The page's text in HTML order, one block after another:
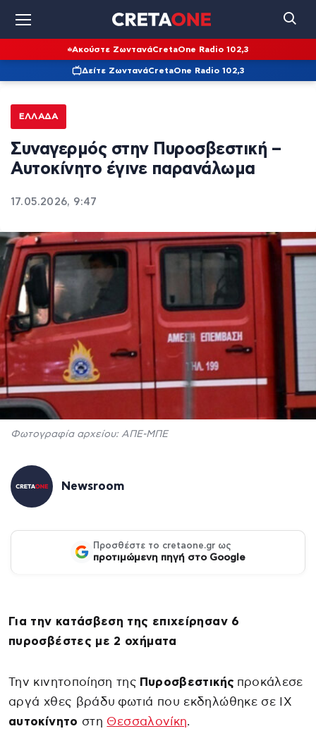
Ακούστε ΖωντανάCretaOne Radio 102,3
Δείτε ΖωντανάCretaOne Radio 102,3
ΕΛΛΆΔΑ
Συναγερμός στην Πυροσβεστική –
Αυτοκίνητο έγινε παρανάλωμα
17.05.2026, 9:47
Φωτογραφία αρχείου: ΑΠΕ-ΜΠΕ
Newsroom
Προσθέστε το cretaone.gr ως
προτιμώμενη πηγή στο Google
Για την κατάσβεση της επιχείρησαν 6
πυροσβέστες με 2 οχήματα
Την κινητοποίηση της Πυροσβεστικής προκάλεσε
αργά χθες βράδυ φωτιά που εκδηλώθηκε σε ΙΧ
αυτοκίνητο στη Θεσσαλονίκη.